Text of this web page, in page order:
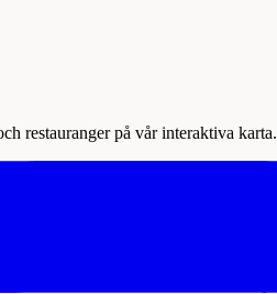
restauranger på vår interaktiva karta.